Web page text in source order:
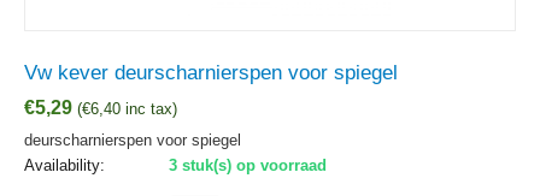
Vw kever deurscharnierspen voor spiegel
€5,29 (€6,40 inc tax)
deurscharnierspen voor spiegel
Availability:
3 stuk(s) op voorraad